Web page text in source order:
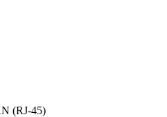
(RJ-45)